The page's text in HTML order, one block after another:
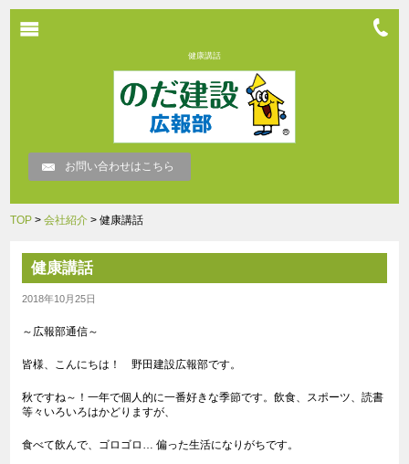
健康講話
お問い合わせはこちら
TOP >会社紹介 > 健康講話
健康講話
2018年10月25日
～広報部通信～
皆様、こんにちは！ 野田建設広報部です。
秋ですね～！一年で個人的に一番好きな季節です。飲食、スポーツ、読書
等々いろいろはかどりますが、
食べて飲んで、ゴロゴロ… 偏った生活になりがちです。